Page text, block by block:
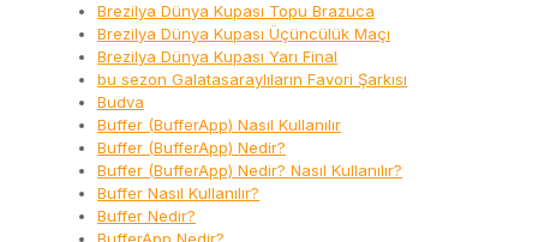
Brezilya Dünya Kupası Topu Brazuca
Brezilya Dünya Kupası Üçüncülük Maçı
Brezilya Dünya Kupası Yarı Final
bu sezon Galatasaraylıların Favori Şarkısı
Budva
Buffer (BufferApp) Nasıl Kullanılır
Buffer (BufferApp) Nedir?
Buffer (BufferApp) Nedir? Nasıl Kullanılır?
Buffer Nasıl Kullanılır?
Buffer Nedir?